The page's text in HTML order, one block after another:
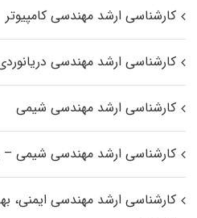
کارشناسی ارشد مهندسی کامپیوتر
کارشناسی ارشد مهندسی
کارشناسی ارشد مهندسی شیمی
کارشناسی ارشد مهندسی شیمی –
کارشناسی ارشد مهندسی